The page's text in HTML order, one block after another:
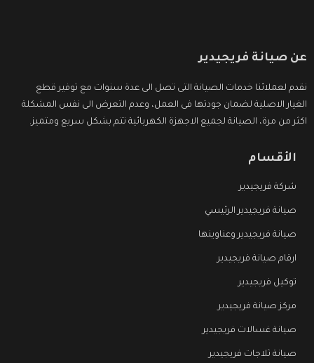
عن صيانة فريجيدير
نقدم لعملائنا خدمات الصيانة التى تصل الى عدة سنوات مع توفير قطع
الغيار الاصلية لضمان جودتها فى العمل، وعدم التعرض الى نفس المشكلة
اكثر من مرة، الصيانة لجميع الاجهزة الكهربائية تتم بشكل سريع ومتميز.
الأقسام
شركة فريجيدير
صيانة فريجيدير الرئيسي
صيانة فريجيدير وعناوينها
ارقام صيانة فريجيدير
توكيل فريجيدير
مركز صيانة فريجيدير
صيانة غسالات فريجيدير
صيانة ثلاجات فريجيدير